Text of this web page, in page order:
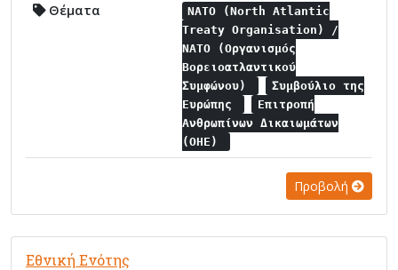
Θέματα
NATO (North Atlantic
Treaty Organisation) /
NATO (Οργανισμός
Βορειοατλαντικού
Συμφώνου)
Συμβούλιο της
Ευρώπης
Επιτροπή
Ανθρωπίνων Δικαιωμάτων
(ΟΗΕ)
Προβολή
Εθνική Ενότης